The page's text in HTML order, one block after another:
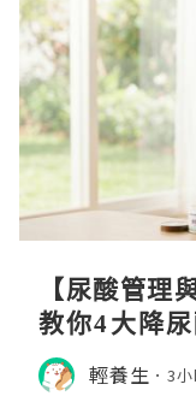
【尿酸管理
教你4大降
飲食調理秘訣
輕養生 3